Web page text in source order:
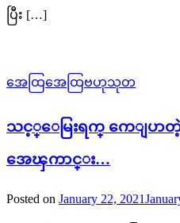
ပြီး […]
အေထြအေထြဗဟုသုတ
သင့္ေမြးရက္ ကေျပာတဲ့
အေၾကာင္း…
Posted on January 22, 2021